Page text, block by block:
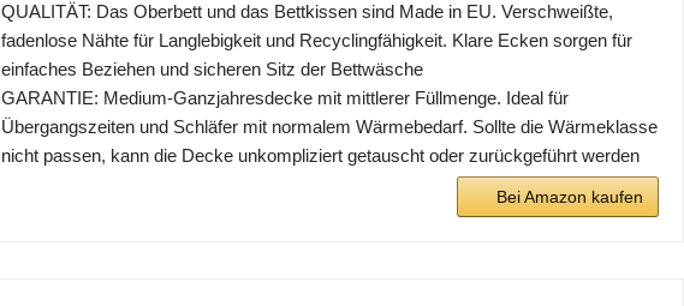
QUALITÄT: Das Oberbett und das Bettkissen sind Made in EU. Verschweißte,
fadenlose Nähte für Langlebigkeit und Recyclingfähigkeit. Klare Ecken sorgen für
einfaches Beziehen und sicheren Sitz der Bettwäsche
GARANTIE: Medium-Ganzjahresdecke mit mittlerer Füllmenge. Ideal für
Übergangszeiten und Schläfer mit normalem Wärmebedarf. Sollte die Wärmeklasse
nicht passen, kann die Decke unkompliziert getauscht oder zurückgeführt werden
Bei Amazon kaufen